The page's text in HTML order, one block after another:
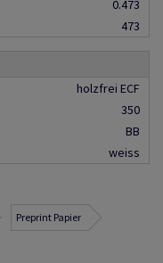
0.473
473
holzfrei ECF
350
BB
weiss
Preprint Papier